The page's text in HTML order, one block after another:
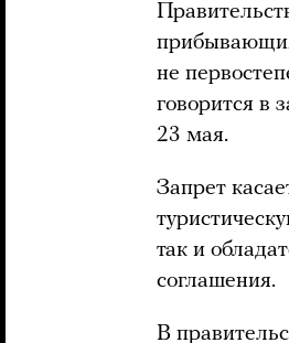
не
говорится в
23 мая.
Запрет
так и
соглашения.
В